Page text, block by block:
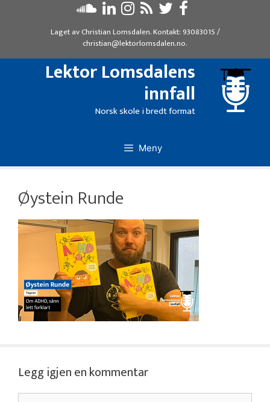
Laget avChristian Lomsdalen. Kontakt: 93083015/
christian@lektorlomsdalen.no.
Lektor Lomsdalens
innfall
Norsk skole i bredt format
Meny
Øystein Runde
Legg igjen en kommentar